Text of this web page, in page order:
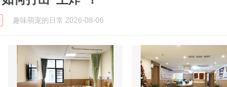
趣味萌宠的日常 2026-08-06